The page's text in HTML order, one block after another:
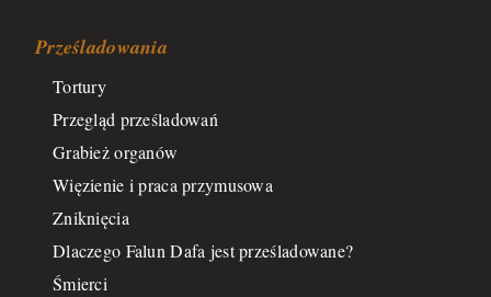
Prześladowania
Tortury
Przegląd prześladowań
Grabież organów
Więzienie i praca przymusowa
Zniknięcia
Dlaczego Falun Dafa jest prześladowane?
Śmierci